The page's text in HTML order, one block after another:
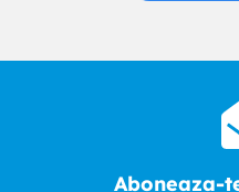
Aboneaza-